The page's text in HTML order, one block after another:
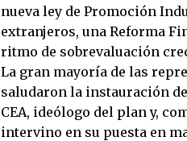
nueva ley de Promoción
extranjeros, una Reforma
ritmo de sobrevaluación
La gran mayoría de las
saludaron la instauración
CEA, ideólogo del plan y,
intervino en su puesta en